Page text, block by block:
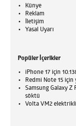
Künye
Reklam
İletişim
Yasal Uyarı
Popüler İçerikler
iPhone 17 için
Redmi Note 15 için
Samsung Galaxy Z
söktü
Volta VM2 elektrikli